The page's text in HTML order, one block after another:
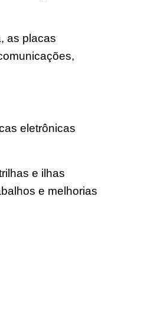
as placas
eletrônicas
e ilhas
e melhorias